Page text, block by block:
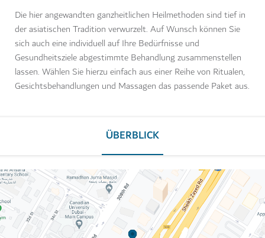
Die hier angewandten ganzheitlichen Heilmethoden sind tief in
der asiatischen Tradition verwurzelt. Auf Wunsch können Sie
sich auch eine individuell auf Ihre Bedürfnisse und
Gesundheitsziele abgestimmte Behandlung zusammenstellen
lassen. Wählen Sie hierzu einfach aus einer Reihe von Ritualen,
Gesichtsbehandlungen und Massagen das passende Paket aus.
ÜBERBLICK